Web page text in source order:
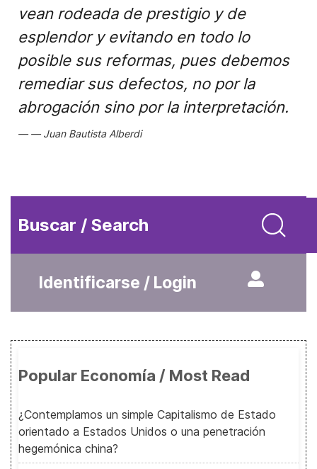
vean rodeada de prestigio y de
esplendor y evitando en todo lo
posible sus reformas, pues debemos
remediar sus defectos, no por la
abrogación sino por la interpretación.
Juan Bautista Alberdi
Buscar / Search
Identificarse / Login
Popular Economía / Most Read
¿Contemplamos un simple Capitalismo de Estado
orientado a Estados Unidos o una penetración
hegemónica china?